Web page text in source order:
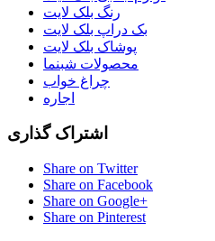
رنگ بلک لایت
بک دراپ بلک لایت
پوشاک بلک لایت
محصولات شبنما
چراغ خواب
اجاره
اشتراک گذاری
Share on Twitter
Share on Facebook
Share on Google+
Share on Pinterest